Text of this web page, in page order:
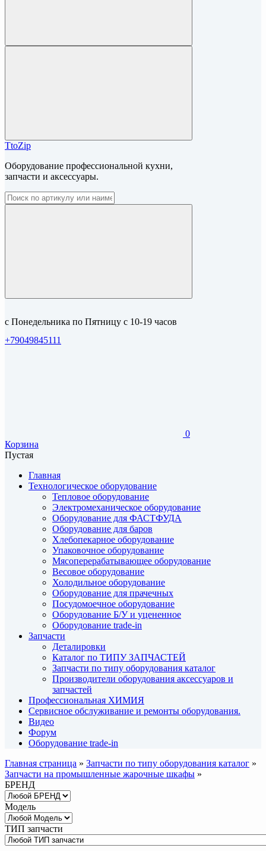
TtoZip
Оборудование профессиональной кухни,
запчасти и аксессуары.
с Понедельника по Пятницу с 10-19 часов
+79049845111
0
Корзина
Пустая
Главная
Технологическое оборудование
Тепловое оборудование
Электромеханическое оборудование
Оборудование для ФАСТФУДА
Оборудование для баров
Хлебопекарное оборудование
Упаковочное оборудование
Мясоперерабатывающее оборудование
Весовое оборудование
Холодильное оборудование
Оборудование для прачечных
Посудомоечное оборудование
Оборудование Б/У и уцененное
Оборудование trade-in
Запчасти
Деталировки
Каталог по ТИПУ ЗАПЧАСТЕЙ
Запчасти по типу оборудования каталог
Производители оборудования аксессуаров и
запчастей
Профессиональная ХИМИЯ
Сервисное обслуживание и ремонты оборудования.
Видео
Форум
Оборудование trade-in
Главная страница » Запчасти по типу оборудования каталог »
Запчасти на промышленные жарочные шкафы »
БРЕНД
Модель
ТИП запчасти